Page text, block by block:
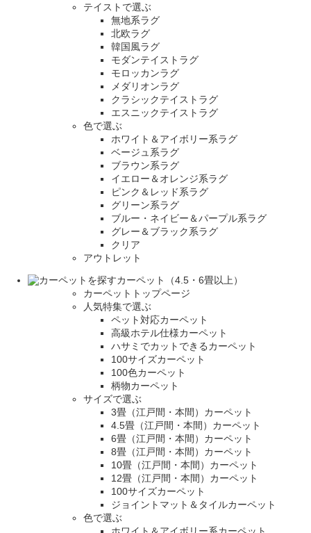
テイストで選ぶ
無地系ラグ
北欧ラグ
韓国風ラグ
モダンテイストラグ
モロッカンラグ
メダリオンラグ
クラシックテイストラグ
エスニックテイストラグ
色で選ぶ
ホワイト＆アイボリー系ラグ
ベージュ系ラグ
ブラウン系ラグ
イエロー＆オレンジ系ラグ
ピンク＆レッド系ラグ
グリーン系ラグ
ブルー・ネイビー＆パープル系ラグ
グレー＆ブラック系ラグ
クリア
アウトレット
カーペット（4.5・6畳以上）
カーペットトップページ
人気特集で選ぶ
ペット対応カーペット
高級ホテル仕様カーペット
ハサミでカットできるカーペット
100サイズカーペット
100色カーペット
柄物カーペット
サイズで選ぶ
3畳（江戸間・本間）カーペット
4.5畳（江戸間・本間）カーペット
6畳（江戸間・本間）カーペット
8畳（江戸間・本間）カーペット
10畳（江戸間・本間）カーペット
12畳（江戸間・本間）カーペット
100サイズカーペット
ジョイントマット＆タイルカーペット
色で選ぶ
ホワイト＆アイボリー系カーペット